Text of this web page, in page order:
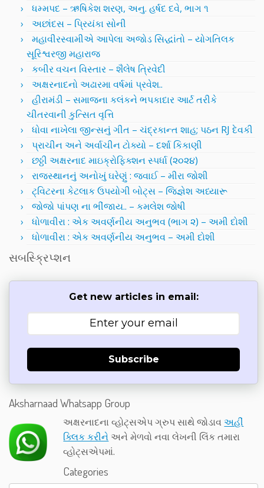
ધમ્મપદ – ઋષિકેશ શરણ, અનુ. હર્ષદ દવે, ભાગ ૧
અછાંદસ – પ્રિયંકા સોની
મહાવીરસ્વામીએ આપેલા અજોડ સિદ્ધાંતો – યોગતિલક
સૂરિશ્વરજી મહારાજ
કબીર વચન વિસ્તાર – શૈલેષ ત્રિવેદી
અક્ષરનાદનો અઢારમા વર્ષમાં પ્રવેશ..
હીરામંડી – સમાજના કલંકને ભપકાદાર આર્ટ તરીકે
ચીતરવાની કુત્સિત વૃત્તિ
ધોવા નાખેલા જીન્સનું ગીત – ચંદ્રકાન્ત શાહ; પઠન RJ દેવકી
પ્રાચીન અને અર્વાચીન ટોક્યો – દર્શા કિકાણી
છઠ્ઠી અક્ષરનાદ માઇક્રોફિક્શન સ્પર્ધા (૨૦૨૪)
રાજસ્થાનનું અનોખું ઘરેણું : જવાઈ – મીરા જોશી
ટ્વિટરના કેટલાક ઉપયોગી બોટ્સ – જિજ્ઞેશ અધ્યારૂ
જોજો પાંપણ ના ભીંજાય.. – કમલેશ જોષી
ધોળાવીરા : એક અવર્ણનીય અનુભવ (ભાગ ૨) – અમી દોશી
ધોળાવીરા : એક અવર્ણનીય અનુભવ – અમી દોશી
સબસ્ક્રિપ્શન
Get new articles in email:
Subscribe
Aksharnaad Whatsapp Group
અક્ષરનાદના વ્હોટ્સએપ ગ્રુપ સાથે જોડાવઅહીં
ક્લિક કરીને અને મેળવો નવા લેખની લિંક તમારા
વ્હોટ્સએપમાં.
Categories